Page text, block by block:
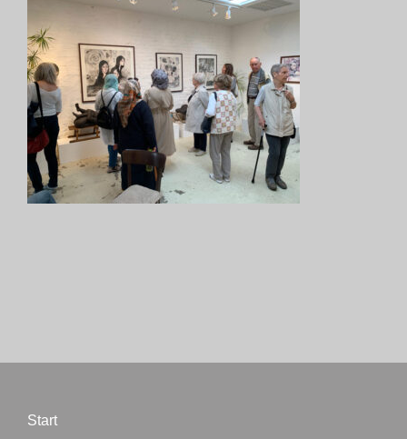
Ba Cologne
Philosophie
Biographie
Blog
Start